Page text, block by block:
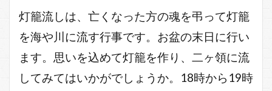
灯籠流しは、亡くなった方の魂を弔って灯籠
を海や川に流す行事です。お盆の末日に行い
ます。思いを込めて灯籠を作り、二ヶ領に流
してみてはいかがでしょうか。18時から19時